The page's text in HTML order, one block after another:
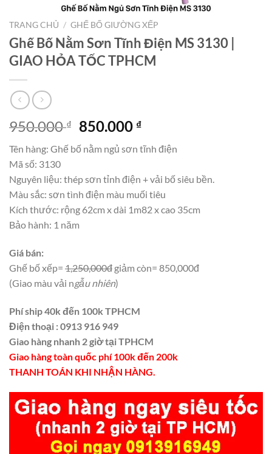
TRANG CHỦ / GHẾ BỐ GIƯỜNG XẾP
Ghế Bố Nằm Sơn Tĩnh Điện MS 3130 |
GIAO HỎA TỐC TPHCM
950.000₫
Giá
gốc
là:
850.000 ₫Giá
hiện
tại
850.000 ₫.
Tên hàng: Ghế bố nằm ngủ sơn tĩnh điện
Mã số: 3130
Nguyên liệu: thép sơn tỉnh điện + vải bố siêu bền.
Màu sắc: sơn tình điện màu muối tiêu
Kích thước: rộng 62cm x dài 1m82 x cao 35cm
Bảo hành: 1 năm
Giá bán:
Ghế bố xếp= 1,250,000đ giảm còn= 850,000đ
(Giao màu vải ngẫu nhiên)
Phí ship 40k đến 100k TPHCM
Điện thoại : 0913 916 949
Giao hàng nhanh 2 giờ tại TPHCM
Giao hàng toàn quốc phí 100k đến 200k
THANH TOÁN KHI NHẬN HÀNG.